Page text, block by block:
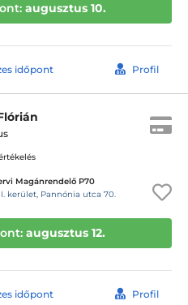
augusztus 10.
időpont Profil
Magánrendelő P70
kerület, Pannónia utca 70.
augusztus 12.
időpont Profil